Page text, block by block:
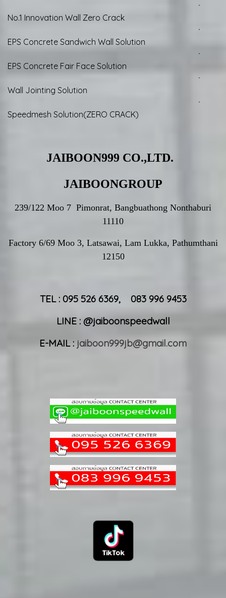
ㆍ
No.1 Innovation Wall Zero Crack
ㆍ
EPS Concrete Sandwich Wall Solution
ㆍ
EPS Concrete Fair Face Solution
ㆍ
Wall Jointing Solution
ㆍ
Speedmesh Solution(ZERO CRACK)
JAIBOON999 CO.,LTD.
JAIBOONGROUP
239/122 Moo 7 Pimonrat, Bangbuathong Nonthaburi
11110
Factory 6/69 Moo 3, Latsawai, Lam Lukka, Pathumthani
12150
TEL : 095 526 6369, 083 996 9453
LINE : @jaiboonspeedwall
E-MAIL : jaiboon999jb@gmail.com